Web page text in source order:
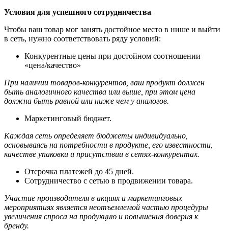
Условия для успешного сотрудничества
Чтобы ваш товар мог занять достойное место в нише и выйти
в сеть, нужно соответствовать ряду условий:
Конкурентные цены при достойном соотношении
«цена/качество»
При наличии товаров-конкурентов, ваш продукт должен
быть аналогичного качества или выше, при этом цена
должна быть равной или ниже чем у аналогов.
Маркетинговый бюджет.
Каждая сеть определяет бюджеты индивидуально,
основываясь на потребности в продукте, его известности,
качестве упаковки и присутствии в сетях-конкурентах.
Отсрочка платежей до 45 дней.
Сотрудничество с сетью в продвижении товара.
Участие производителя в акциях и маркетинговых
мероприятиях является неотъемлемой частью процедуры
увеличения спроса на продукцию и повышения доверия к
бренду.